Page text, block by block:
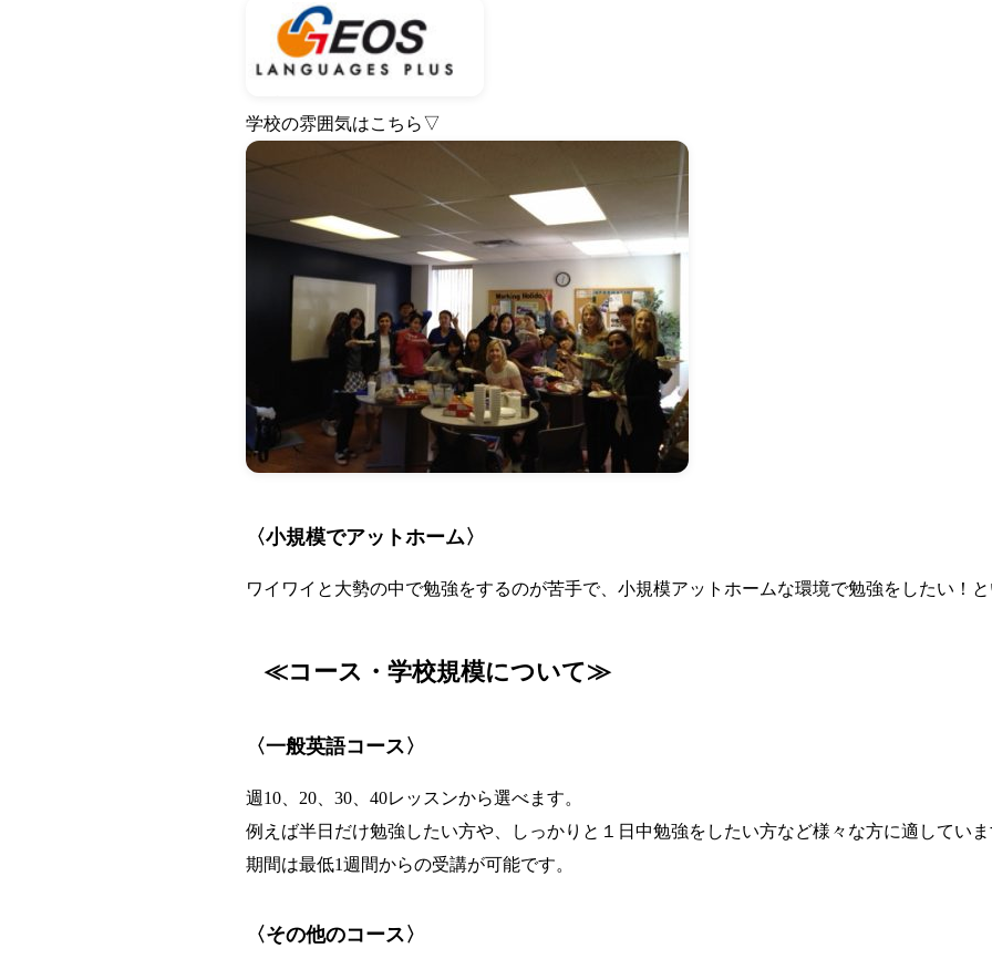
学校の雰囲気はこちら▽
〈小規模でアットホーム〉
ワイワイと大勢の中で勉強をするのが苦手で、小規模アットホームな環境で勉強をしたい！
≪コース・学校規模について≫
〈一般英語コース〉
週10、20、30、40レッスンから選べます。
例えば半日だけ勉強したい方や、しっかりと１日中勉強をしたい方など様々な方に適してい
期間は最低1週間からの受講が可能です。
〈その他のコース〉